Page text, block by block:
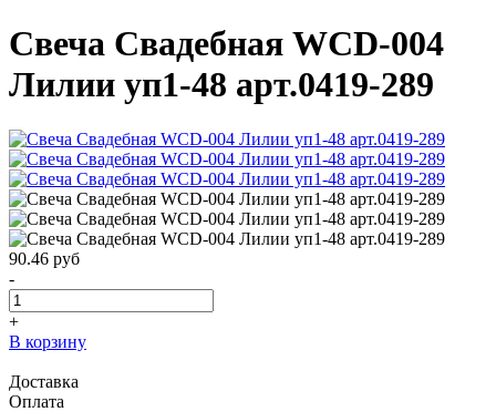
Свеча Свадебная WCD-004
Лилии уп1-48 арт.0419-289
90.46 руб
-
+
В корзину
Доставка
Оплата